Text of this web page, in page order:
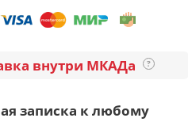
внутри МКАДа ?
записка к любому